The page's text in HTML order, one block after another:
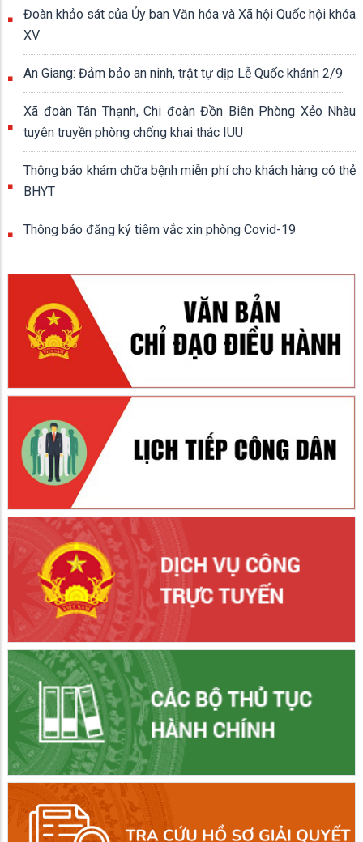
Đoàn khảo sát của Ủy ban Văn hóa và Xã hội Quốc hội khóa
XV
An Giang: Đảm bảo an ninh, trật tự dịp Lễ Quốc khánh 2/9
Xã đoàn Tân Thạnh, Chi đoàn Đồn Biên Phòng Xẻo Nhàu
tuyên truyền phòng chống khai thác IUU
Thông báo khám chữa bệnh miễn phí cho khách hàng có thẻ
BHYT
Thông báo đăng ký tiêm vắc xin phòng Covid-19